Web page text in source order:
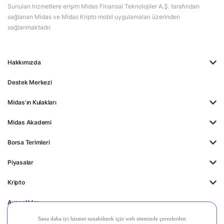
Hakkımızda
Destek Merkezi
Midas'ın Kulakları
Midas Akademi
Borsa Terimleri
Piyasalar
Kripto
Ayrıcalıklar
Sunulan hizmetlere erişim Midas Finansal Teknolojiler A.Ş. tarafından
sağlanan Midas ve Midas Kripto mobil uygulamaları üzerinden
sağlanmaktadır.